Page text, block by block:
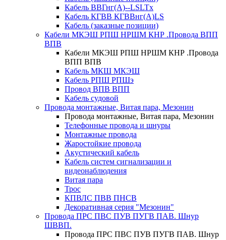
Кабель ВВГнг(А)--LSLTx
Кабель КГВВ КГВВнг(А)LS
Кабель (заказные позиции)
Кабели МКЭШ РПШ НРШМ КНР .Провода ВПП
ВПВ
Кабели МКЭШ РПШ НРШМ КНР .Провода
ВПП ВПВ
Кабель МКШ МКЭШ
Кабель РПШ РПШэ
Провод ВПВ ВПП
Кабель судовой
Провода монтажные, Витая пара, Мезонин
Провода монтажные, Витая пара, Мезонин
Телефонные провода и шнуры
Монтажные провода
Жаростойкие провода
Акустический кабель
Кабель систем сигнализации и
видеонаблюдения
Витая пара
Трос
КПВЛС ПВВ ПНСВ
Декоративная серия "Мезонин"
Провода ПРС ПВС ПУВ ПУГВ ПАВ. Шнур
ШВВП.
Провода ПРС ПВС ПУВ ПУГВ ПАВ. Шнур